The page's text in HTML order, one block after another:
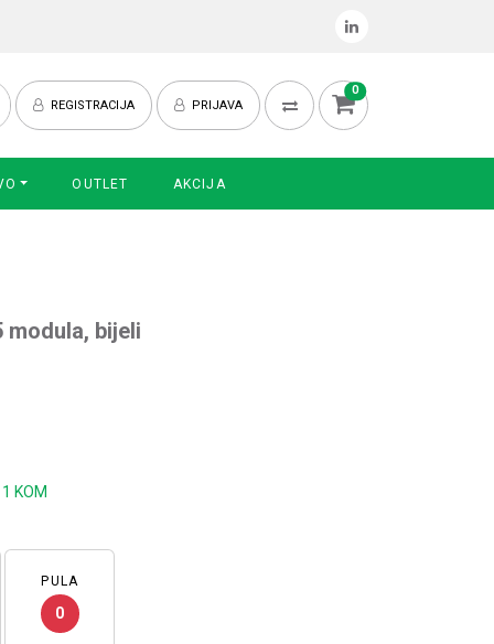
REGISTRACIJA PRIJAVA
0
OUTLET AKCIJA
modula, bijeli
1 KOM
PULA
0